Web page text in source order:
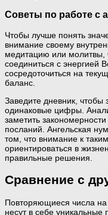
Советы по работе с
Чтобы лучше понять
внимание своему
медитацию или молитвы,
соединиться с энергией
сосредоточиться на
баланс.
Заведите дневник, чтобы
одинаковые цифры.
заметить
посланий. Ангельская
том, что внимание к
ориентироваться в
правильные решения.
Сравнение с
Повторяющиеся числа на
несут в себе уникальные